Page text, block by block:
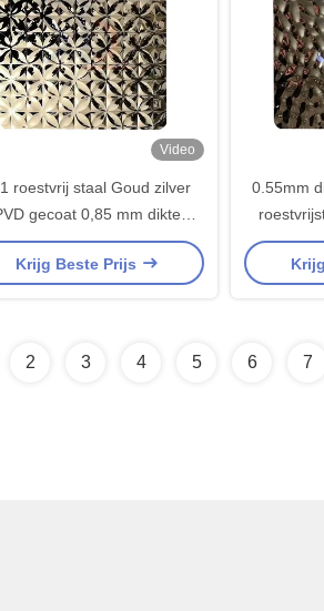
Video
roestvrij staal Goud zilver
gecoat 0,85 mm dikte
roestvrij staalplaat voor
decoratieve plaat
Krijg Beste Prijs
0.55mm
2 3 4 5 6 7